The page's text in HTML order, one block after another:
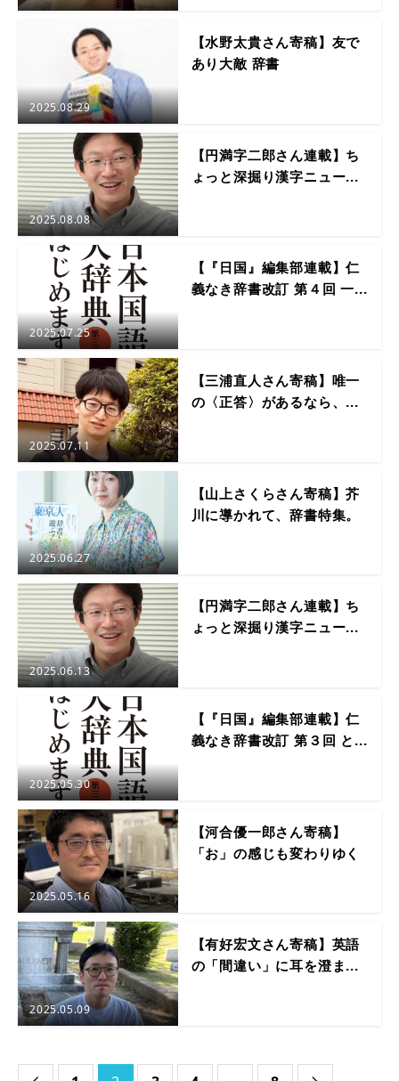
2025.08.29
【水野太貴さん寄稿】友で
あり大敵 辞書
2025.08.08
【円満字二郎さん連載】ち
ょっと深掘り漢字ニュー...
2025.07.25
【『日国』編集部連載】仁
義なき辞書改訂 第４回 一...
2025.07.11
【三浦直人さん寄稿】唯一
の〈正答〉があるなら、...
2025.06.27
【山上さくらさん寄稿】芥
川に導かれて、辞書特集。
2025.06.13
【円満字二郎さん連載】ち
ょっと深掘り漢字ニュー...
2025.05.30
【『日国』編集部連載】仁
義なき辞書改訂 第３回 と...
2025.05.16
【河合優一郎さん寄稿】
「お」の感じも変わりゆく
2025.05.09
【有好宏文さん寄稿】英語
の「間違い」に耳を澄ま...